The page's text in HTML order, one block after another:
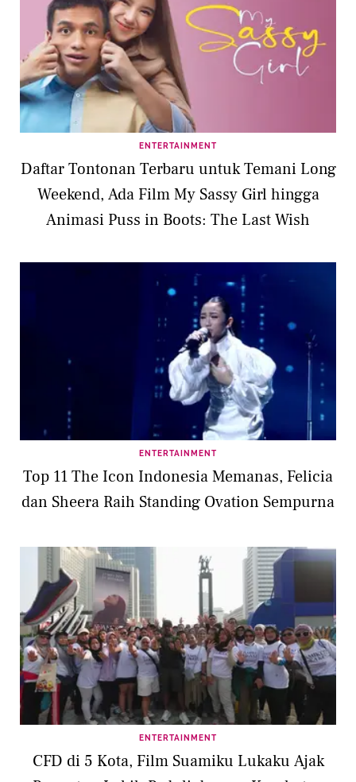
ENTERTAINMENT
Daftar Tontonan Terbaru untuk Temani Long
Weekend, Ada Film My Sassy Girl hingga
Animasi Puss in Boots: The Last Wish
ENTERTAINMENT
Top 11 The Icon Indonesia Memanas, Felicia
dan Sheera Raih Standing Ovation Sempurna
ENTERTAINMENT
CFD di 5 Kota, Film Suamiku Lukaku Ajak